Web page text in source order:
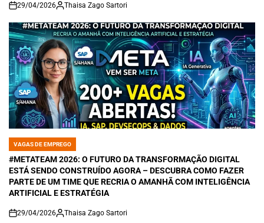
on
29/04/2026 Thaisa Zago Sartori
POSTED
IN
VAGAS DE EMPREGO
#METATEAM 2026: O FUTURO DA TRANSFORMAÇÃO DIGITAL
ESTÁ SENDO CONSTRUÍDO AGORA – DESCUBRA COMO FAZER
PARTE DE UM TIME QUE RECRIA O AMANHÃ COM INTELIGÊNCIA
ARTIFICIAL E ESTRATÉGIA
on
29/04/2026 Thaisa Zago Sartori